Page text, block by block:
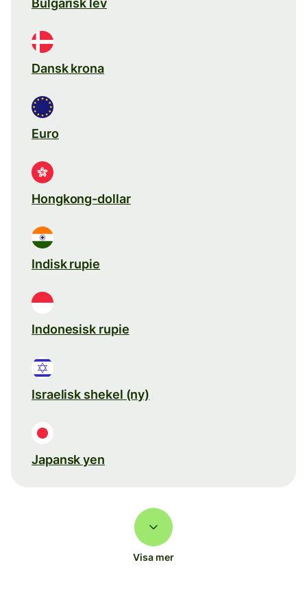
Bulgarisk lev
Dansk krona
Euro
Hongkong-dollar
Indisk rupie
Indonesisk rupie
Israelisk shekel (ny)
Japansk yen
Visa mer